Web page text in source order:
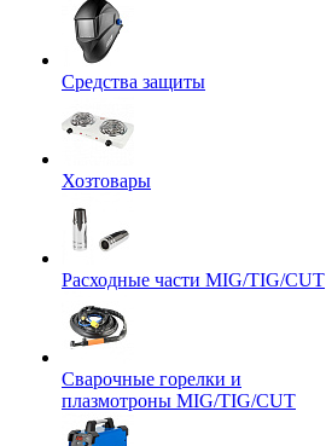
Средства защиты
Хозтовары
Расходные части MIG/TIG/CUT
Сварочные горелки и
плазмотроны MIG/TIG/CUT